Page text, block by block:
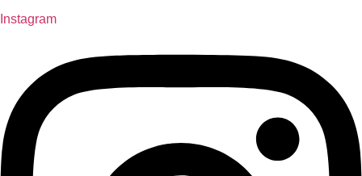
Instagram